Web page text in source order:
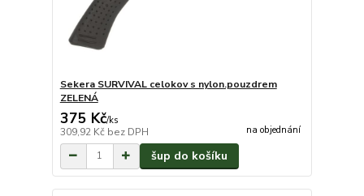
Sekera SURVIVAL celokov s nylon.pouzdrem
ZELENÁ
375 Kč/ks
309,92 Kč bez DPH na objednání
šup do košíku